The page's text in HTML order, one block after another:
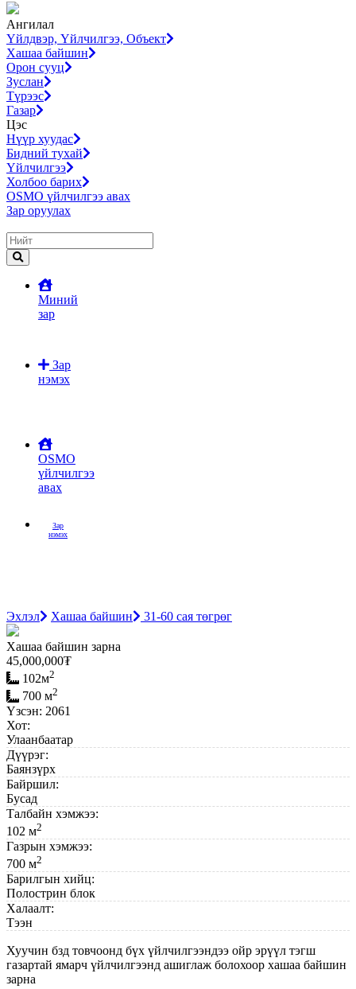
Ангилал
Үйлдвэр, Үйлчилгээ, Объект
Хашаа байшин
Орон сууц
Зуслан
Түрээс
Газар
Цэс
Нүүр хуудас
Бидний тухай
Үйлчилгээ
Холбоо барих
OSMO үйлчилгээ авах
Зар оруулах
Миний
зар
Зар
нэмэх
OSMO
үйлчилгээ
авах
Зар
нэмэх
Эхлэл Хашаа байшин 31-60 сая төгрөг
Хашаа байшин зарна
45,000,000₮
102м2
700 м2
Үзсэн: 2061
Хот:
Улаанбаатар
Дүүрэг:
Баянзүрх
Байршил:
Бусад
Талбайн хэмжээ:
102 м2
Газрын хэмжээ:
700 м2
Барилгын хийц:
Полострин блок
Халаалт:
Тээн
Хуучин бзд товчоонд бүх үйлчилгээндээ ойр эрүүл тэгш
газартай ямарч үйлчилгээнд ашиглаж болохоор хашаа байшин
зарна